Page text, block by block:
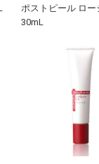
ポストピール ロー
30mL